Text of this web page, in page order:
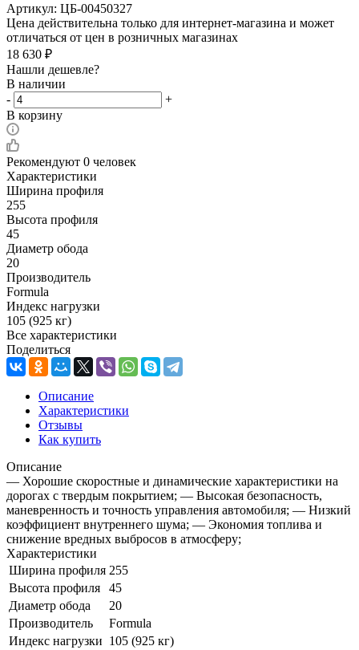
Артикул: ЦБ-00450327
Цена действительна только для интернет-магазина и может
отличаться от цен в розничных магазинах
18 630 ₽
Нашли дешевле?
В наличии
-
+
В корзину
Рекомендуют 0 человек
Характеристики
Ширина профиля
255
Высота профиля
45
Диаметр обода
20
Производитель
Formula
Индекс нагрузки
105 (925 кг)
Все характеристики
Поделиться
Описание
Характеристики
Отзывы
Как купить
Описание
— Хорошие скоростные и динамические характеристики на
дорогах с твердым покрытием; — Высокая безопасность,
маневренность и точность управления автомобиля; — Низкий
коэффициент внутреннего шума; — Экономия топлива и
снижение вредных выбросов в атмосферу;
Характеристики
Ширина профиля 255
Высота профиля
45
Диаметр обода
20
Производитель
Formula
Индекс нагрузки 105 (925 кг)